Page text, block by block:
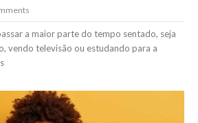
a maior parte do tempo sentado, seja
vendo televisão ou estudando para a